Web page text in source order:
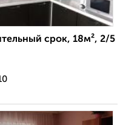
срок, 18м², 2/5